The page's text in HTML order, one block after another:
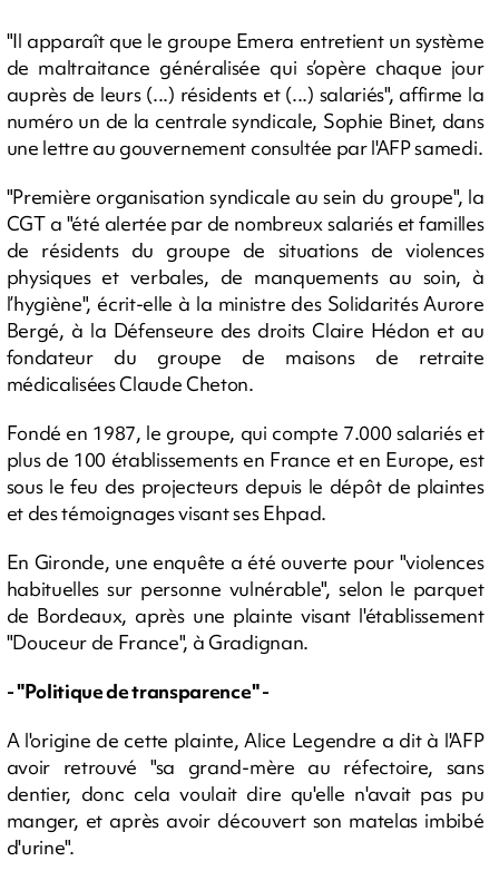
"Il apparaît que le groupe Emera entretient un système
de maltraitance généralisée qui s’opère chaque jour
auprès de leurs (...) résidents et (...) salariés", affirme la
numéro un de la centrale syndicale, Sophie Binet, dans
une lettre au gouvernement consultée par l'AFP samedi.
"Première organisation syndicale au sein du groupe", la
CGT a "été alertée par de nombreux salariés et familles
de résidents du groupe de situations de violences
physiques et verbales, de manquements au soin, à
l’hygiène", écrit-elle à la ministre des Solidarités Aurore
Bergé, à la Défenseure des droits Claire Hédon et au
fondateur du groupe de maisons de retraite
médicalisées Claude Cheton.
Fondé en 1987, le groupe, qui compte 7.000 salariés et
plus de 100 établissements en France et en Europe, est
sous le feu des projecteurs depuis le dépôt de plaintes
et des témoignages visant ses Ehpad.
En Gironde, une enquête a été ouverte pour "violences
habituelles sur personne vulnérable", selon le parquet
de Bordeaux, après une plainte visant l'établissement
"Douceur de France", à Gradignan.
- "Politique de transparence" -
A l'origine de cette plainte, Alice Legendre a dit à l'AFP
avoir retrouvé "sa grand-mère au réfectoire, sans
dentier, donc cela voulait dire qu'elle n'avait pas pu
manger, et après avoir découvert son matelas imbibé
d'urine".